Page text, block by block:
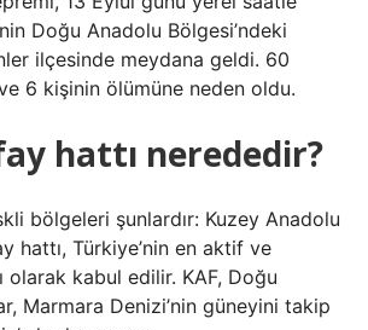
Doğu Anadolu Bölgesi’ndeki
ilçesinde meydana geldi. 60
6 kişinin ölümüne neden oldu.
hattı nerededir?
bölgeleri şunlardır: Kuzey Anadolu
hattı, Türkiye’nin en aktif ve
olarak kabul edilir. KAF, Doğu
Marmara Denizi’nin güneyini takip